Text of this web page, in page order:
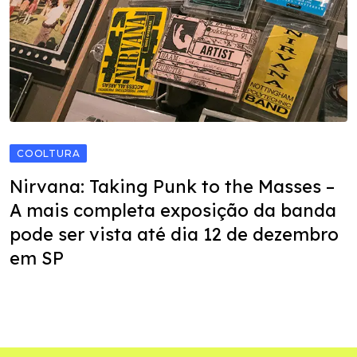
COOLTURA
Nirvana: Taking Punk to the Masses –
A mais completa exposição da banda
pode ser vista até dia 12 de dezembro
em SP